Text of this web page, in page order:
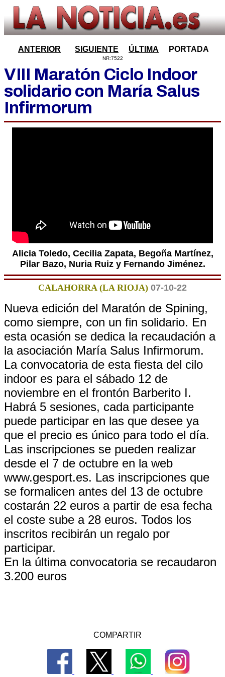
ANTERIOR SIGUIENTE ÚLTIMA PORTADA
NR:7522
VIII Maratón Ciclo Indoor
solidario con María Salus
Infirmorum
Alicia Toledo, Cecilia Zapata, Begoña Martínez,
Pilar Bazo, Nuria Ruiz y Fernando Jiménez.
CALAHORRA (LA RIOJA) 07-10-22
Nueva edición del Maratón de Spining,
como siempre, con un fin solidario. En
esta ocasión se dedica la recaudación a
la asociación María Salus Infirmorum.
La convocatoria de esta fiesta del cilo
indoor es para el sábado 12 de
noviembre en el frontón Barberito I.
Habrá 5 sesiones, cada participante
puede participar en las que desee ya
que el precio es único para todo el día.
Las inscripciones se pueden realizar
desde el 7 de octubre en la web
www.gesport.es. Las inscripciones que
se formalicen antes del 13 de octubre
costarán 22 euros a partir de esa fecha
el coste sube a 28 euros. Todos los
inscritos recibirán un regalo por
participar.
En la última convocatoria se recaudaron
3.200 euros
COMPARTIR